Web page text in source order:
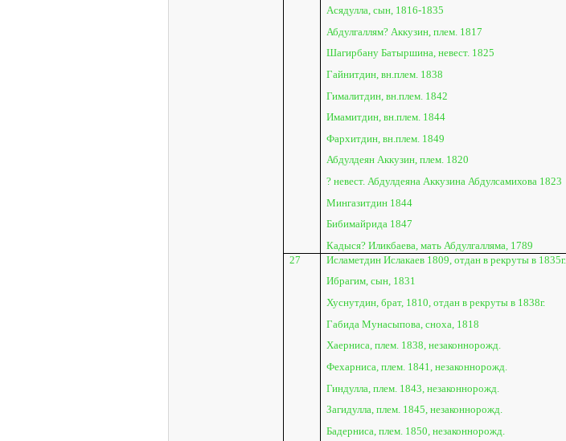
Асядулла, сын, 1816-1835
Абдулгаллям? Аккузин, плем. 1817
Шагирбану Батыршина, невест. 1825
Гайнитдин, вн.плем. 1838
Гималитдин, вн.плем. 1842
Имамитдин, вн.плем. 1844
Фархитдин, вн.плем. 1849
Абдулдеян Аккузин, плем. 1820
? невест. Абдулдеяна Аккузина Абдулсамихова 1823
Мингазитдин 1844
Бибимайрида 1847
Кадыся? Иликбаева, мать Абдулгалляма, 1789
27
Исламетдин Ислакаев 1809, отдан в рекруты в 1835г.
Ибрагим, сын, 1831
Хуснутдин, брат, 1810, отдан в рекруты в 1838г.
Габида Мунасыпова, сноха, 1818
Хаерниса, плем. 1838, незаконнорожд.
Фехарниса, плем. 1841, незаконнорожд.
Гиндулла, плем. 1843, незаконнорожд.
Загидулла, плем. 1845, незаконнорожд.
Бадерниса, плем. 1850, незаконнорожд.